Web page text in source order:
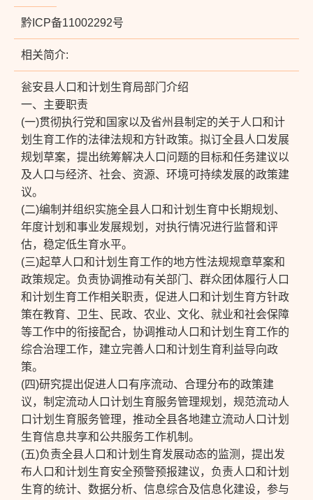
黔ICP备11002292号
相关简介:
瓮安县人口和计划生育局部门介绍
一、主要职责
(一)贯彻执行党和国家以及省州县制定的关于人口和计
划生育工作的法律法规和方针政策。拟订全县人口发展
规划草案，提出统筹解决人口问题的目标和任务建议以
及人口与经济、社会、资源、环境可持续发展的政策建
议。
(二)编制并组织实施全县人口和计划生育中长期规划、
年度计划和事业发展规划，对执行情况进行监督和评
估，稳定低生育水平。
(三)起草人口和计划生育工作的地方性法规规章草案和
政策规定。负责协调推动有关部门、群众团体履行人口
和计划生育工作相关职责，促进人口和计划生育方针政
策在教育、卫生、民政、农业、文化、就业和社会保障
等工作中的衔接配合，协调推动人口和计划生育工作的
综合治理工作，建立完善人口和计划生育利益导向政
策。
(四)研究提出促进人口有序流动、合理分布的政策建
议，制定流动人口计划生育服务管理规划，规范流动人
口计划生育服务管理，推动全县各地建立流动人口计划
生育信息共享和公共服务工作机制。
(五)负责全县人口和计划生育发展动态的监测，提出发
布人口和计划生育安全预警预报建议，负责人口和计划
生育的统计、数据分析、信息综合及信息化建设，参与